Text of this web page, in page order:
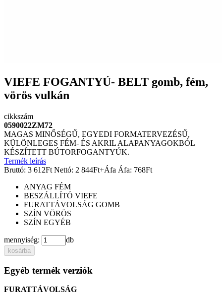
VIEFE FOGANTYÚ- BELT gomb, fém,
vörös vulkán
cikkszám
0590022ZM72
MAGAS MINŐSÉGŰ, EGYEDI FORMATERVEZÉSŰ,
KÜLÖNLEGES FÉM- ÉS AKRIL ALAPANYAGOKBÓL
KÉSZÍTETT BÚTORFOGANTYÚK.
Termék leírás
Bruttó: 3 612Ft Nettó: 2 844Ft+Áfa Áfa: 768Ft
ANYAG FÉM
BESZÁLLÍTÓ VIEFE
FURATTÁVOLSÁG GOMB
SZÍN VÖRÖS
SZÍN EGYÉB
mennyiség: db
kosárba
Egyéb termék verziók
FURATTÁVOLSÁG